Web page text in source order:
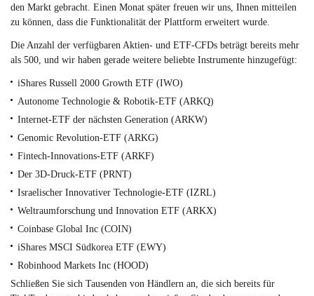
den Markt gebracht. Einen Monat später freuen wir uns, Ihnen mitteilen
zu können, dass die Funktionalität der Plattform erweitert wurde.
Die Anzahl der verfügbaren Aktien- und ETF-CFDs beträgt bereits mehr
als 500, und wir haben gerade weitere beliebte Instrumente hinzugefügt:
iShares Russell 2000 Growth ETF (IWO)
Autonome Technologie & Robotik-ETF (ARKQ)
Internet-ETF der nächsten Generation (ARKW)
Genomic Revolution-ETF (ARKG)
Fintech-Innovations-ETF (ARKF)
Der 3D-Druck-ETF (PRNT)
Israelischer Innovativer Technologie-ETF (IZRL)
Weltraumforschung und Innovation ETF (ARKX)
Coinbase Global Inc (COIN)
iShares MSCI Südkorea ETF (EWY)
Robinhood Markets Inc (HOOD)
Schließen Sie sich Tausenden von Händlern an, die sich bereits für